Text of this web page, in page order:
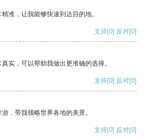
准，让我能够快速到达目的地。
支持[0] 反对[0]
实，可以帮助我做出更准确的选择。
支持[0] 反对[0]
，带我领略世界各地的美景。
支持[0] 反对[0]